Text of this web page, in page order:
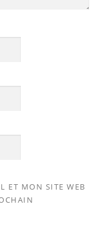
ET MON SITE WEB